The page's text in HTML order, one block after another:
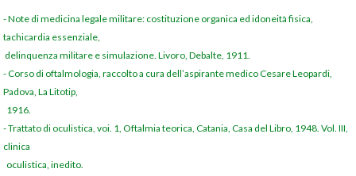
-Note di medicina legale militare: costituzione organica ed idoneità fisica,
tachicardia essenziale,
delinquenza militare e simulazione. Livoro, Debalte, 1911.
-Corso di oftalmologia, raccolto a cura dell’aspirante medico Cesare Leopardi,
Padova, La Litotip,
1916.
-Trattato di oculistica, voi. 1, Oftalmia teorica, Catania, Casa del Libro, 1948. Vol. III,
clinica
oculistica, inedito.